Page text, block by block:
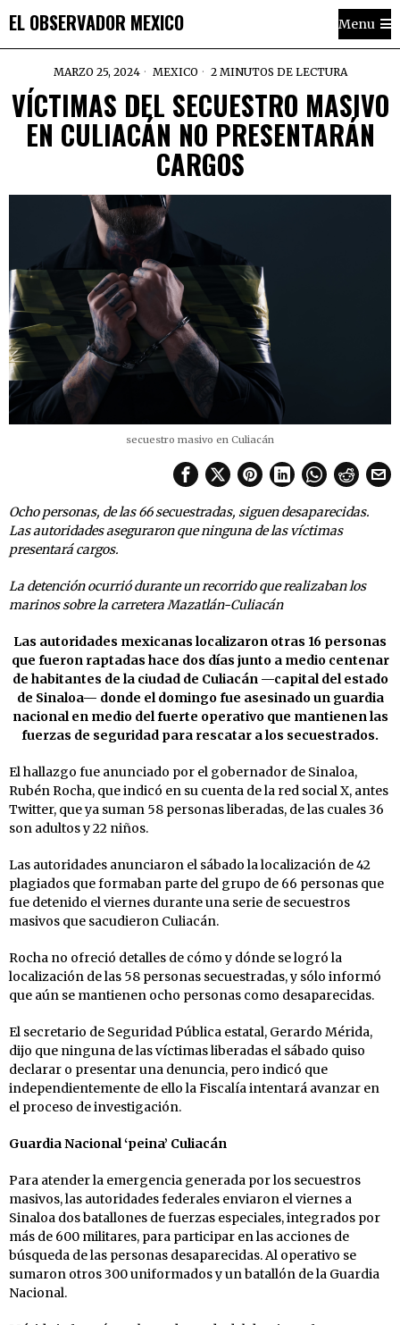
EL OBSERVADOR MEXICO Menu
MARZO 25, 2024 MEXICO 2 MINUTOS DE LECTURA
VÍCTIMAS DEL SECUESTRO MASIVO
EN CULIACÁN NO PRESENTARÁN
CARGOS
secuestro masivo en Culiacán
Ocho personas, de las 66 secuestradas, siguen desaparecidas.
Las autoridades aseguraron que ninguna de las víctimas
presentará cargos.
La detención ocurrió durante un recorrido que realizaban los
marinos sobre la carretera Mazatlán-Culiacán
Las autoridades mexicanas localizaron otras 16 personas
que fueron raptadas hace dos días junto a medio centenar
de habitantes de la ciudad de Culiacán —capital del estado
de Sinaloa— donde el domingo fue asesinado un guardia
nacional en medio del fuerte operativo que mantienen las
fuerzas de seguridad para rescatar a los secuestrados.
El hallazgo fue anunciado por el gobernador de Sinaloa,
Rubén Rocha, que indicó en su cuenta de la red social X, antes
Twitter, que ya suman 58 personas liberadas, de las cuales 36
son adultos y 22 niños.
Las autoridades anunciaron el sábado la localización de 42
plagiados que formaban parte del grupo de 66 personas que
fue detenido el viernes durante una serie de secuestros
masivos que sacudieron Culiacán.
Rocha no ofreció detalles de cómo y dónde se logró la
localización de las 58 personas secuestradas, y sólo informó
que aún se mantienen ocho personas como desaparecidas.
El secretario de Seguridad Pública estatal, Gerardo Mérida,
dijo que ninguna de las víctimas liberadas el sábado quiso
declarar o presentar una denuncia, pero indicó que
independientemente de ello la Fiscalía intentará avanzar en
el proceso de investigación.
Guardia Nacional ‘peina’ Culiacán
Para atender la emergencia generada por los secuestros
masivos, las autoridades federales enviaron el viernes a
Sinaloa dos batallones de fuerzas especiales, integrados por
más de 600 militares, para participar en las acciones de
búsqueda de las personas desaparecidas. Al operativo se
sumaron otros 300 uniformados y un batallón de la Guardia
Nacional.